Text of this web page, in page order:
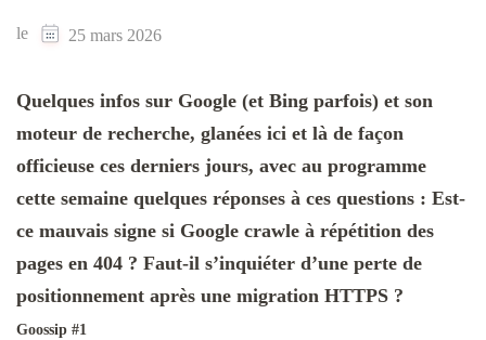
le 25 mars 2026
Quelques infos sur Google (et Bing parfois) et son
moteur de recherche, glanées ici et là de façon
officieuse ces derniers jours, avec au programme
cette semaine quelques réponses à ces questions : Est-
ce mauvais signe si Google crawle à répétition des
pages en 404 ? Faut-il s’inquiéter d’une perte de
positionnement après une migration HTTPS ?
Goossip #1